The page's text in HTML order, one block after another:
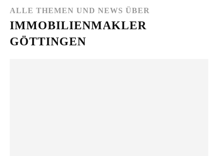
ALLE THEMEN UND NEWS ÜBER
IMMOBILIENMAKLER
GÖTTINGEN